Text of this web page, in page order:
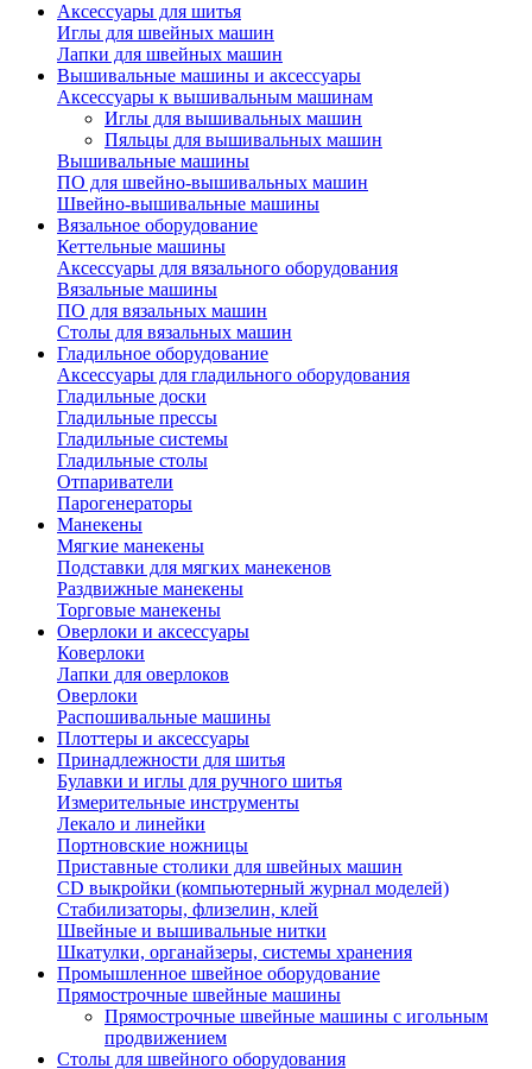
Аксессуары для шитья
Иглы для швейных машин
Лапки для швейных машин
Вышивальные машины и аксессуары
Аксессуары к вышивальным машинам
Иглы для вышивальных машин
Пяльцы для вышивальных машин
Вышивальные машины
ПО для швейно-вышивальных машин
Швейно-вышивальные машины
Вязальное оборудование
Кеттельные машины
Аксессуары для вязального оборудования
Вязальные машины
ПО для вязальных машин
Столы для вязальных машин
Гладильное оборудование
Аксессуары для гладильного оборудования
Гладильные доски
Гладильные прессы
Гладильные системы
Гладильные столы
Отпариватели
Парогенераторы
Манекены
Мягкие манекены
Подставки для мягких манекенов
Раздвижные манекены
Торговые манекены
Оверлоки и аксессуары
Коверлоки
Лапки для оверлоков
Оверлоки
Распошивальные машины
Плоттеры и аксессуары
Принадлежности для шитья
Булавки и иглы для ручного шитья
Измерительные инструменты
Лекало и линейки
Портновские ножницы
Приставные столики для швейных машин
СD выкройки (компьютерный журнал моделей)
Стабилизаторы, флизелин, клей
Швейные и вышивальные нитки
Шкатулки, органайзеры, системы хранения
Промышленное швейное оборудование
Прямострочные швейные машины
Прямострочные швейные машины с игольным
продвижением
Столы для швейного оборудования